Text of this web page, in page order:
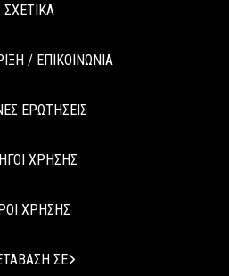
ΣΧΕΤΙΚΑ
/ ΕΠΙΚΟΙΝΩΝΙΑ
ΕΡΩΤΗΣΕΙΣ
ΧΡΗΣΗΣ
ΧΡΗΣΗΣ
ΣΕ